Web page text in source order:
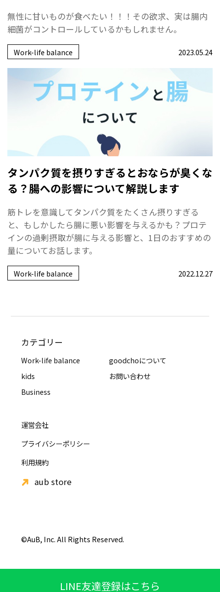
LINE友達登録はこちら
無性に甘いものが食べたい！！！その欲求、実は腸内
細菌がコントロールしているかもしれません。
Work-life balance 2023.05.24
タンパク質を摂りすぎるとおならが臭くな
る？腸への影響について解説します
筋トレを意識してタンパク質をたくさん摂りすぎる
と、もしかしたら腸に悪い影響を与えるかも？プロテ
インの過剰摂取が腸に与える影響と、1日のおすすめの
量についてお話します。
Work-life balance 2022.12.27
カテゴリー
Work-life balance
goodchoについて
kids
お問い合わせ
Business
運営会社
プライバシーポリシー
利用規約
aub store
©AuB, Inc. All Rights Reserved.